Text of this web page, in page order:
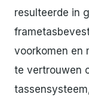
resulteerde in
voorkomen en
te vertrouwen